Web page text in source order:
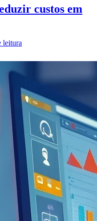
custos em
leitura